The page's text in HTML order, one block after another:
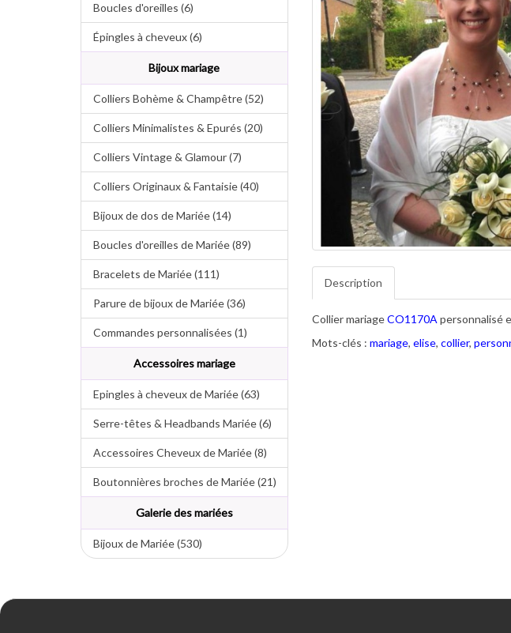
Boucles d'oreilles (6)
Épingles à cheveux (6)
Bijoux mariage
Colliers Bohème & Champêtre (52)
Colliers Minimalistes & Epurés (20)
Colliers Vintage & Glamour (7)
Colliers Originaux & Fantaisie (40)
Bijoux de dos de Mariée (14)
Boucles d'oreilles de Mariée (89)
Bracelets de Mariée (111)
Parure de bijoux de Mariée (36)
Commandes personnalisées (1)
Accessoires mariage
Epingles à cheveux de Mariée (63)
Serre-têtes & Headbands Mariée (6)
Accessoires Cheveux de Mariée (8)
Boutonnières broches de Mariée (21)
Galerie des mariées
Bijoux de Mariée (530)
Description
Collier mariageCO1170A personnalisé
Mots-clés : mariage, elise, collier,